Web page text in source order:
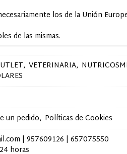
los de la Unión
de las mismas.
VETERINARIA
un pedido Políticas de Cookies
| 957609126 | 657075550
24 horas